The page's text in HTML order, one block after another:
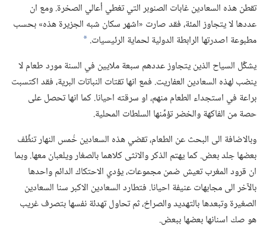
تقطن هذه السعادين غابات الصنوبر التي تغطي أعالي الصخرة.‏ ومع ان
عددها لا يتجاوز المئة،‏ فقد صارت «اشهر سكان شبه الجزيرة هذه» بحسب
مطبوعة اصدرتها الرابطة الدولية لحماية الرئيسيات.‏ *
يشكِّل السياح الذين يتجاوز عددهم سبعة ملايين في السنة مورد طعام لا
ينضب لهذه السعادين العفاريت.‏ فمع انها تقتات النباتات البرية،‏ فقد اكتسبت
براعة في استجداء الطعام منهم،‏ او سرقته احيانا.‏ كما انها تحصل على
حصة من الفاكهة والخضر تؤمِّنها السلطات المحلية.‏
وبالاضافة الى البحث عن الطعام،‏ تقضي هذه السعادين خُمس النهار تنظِّف
بعضها جلد بعض.‏ كما يهتم الذكر والانثى كلاهما بالصغار ويلعبان معها.‏ وبما
ان قرود المغرب تعيش ضمن مجموعات،‏ يؤدي الاحتكاك الدائم واحدها
بالآخر الى مجابهات عنيفة احيانا.‏ فتطارد السعادين الاكبر سنا السعادين
الصغيرة وتبعدها بالتهديد والصراخ،‏ ثم تحاول تهدئة نفسها بتصرف غريب
هو صك اسنانها بعضها ببعض.‏